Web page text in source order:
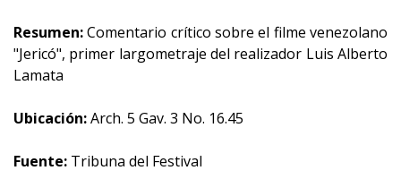
Resumen:Comentario crítico sobre el filme venezolano
"Jericó", primer largometraje del realizador Luis Alberto
Lamata
Ubicación:Arch. 5 Gav. 3 No. 16.45
Fuente: Tribuna del Festival